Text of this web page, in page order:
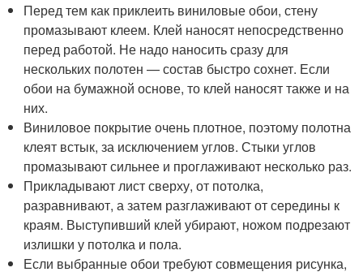
Перед тем как приклеить виниловые обои, стену
промазывают клеем. Клей наносят непосредственно
перед работой. Не надо наносить сразу для
нескольких полотен — состав быстро сохнет. Если
обои на бумажной основе, то клей наносят также и на
них.
Виниловое покрытие очень плотное, поэтому полотна
клеят встык, за исключением углов. Стыки углов
промазывают сильнее и проглаживают несколько раз.
Прикладывают лист сверху, от потолка,
разравнивают, а затем разглаживают от середины к
краям. Выступивший клей убирают, ножом подрезают
излишки у потолка и пола.
Если выбранные обои требуют совмещения рисунка,